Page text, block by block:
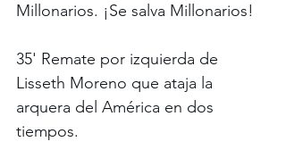
Millonarios. ¡Se salva Millonarios!
35' Remate por izquierda de
Lisseth Moreno que ataja la
arquera del América en dos
tiempos.